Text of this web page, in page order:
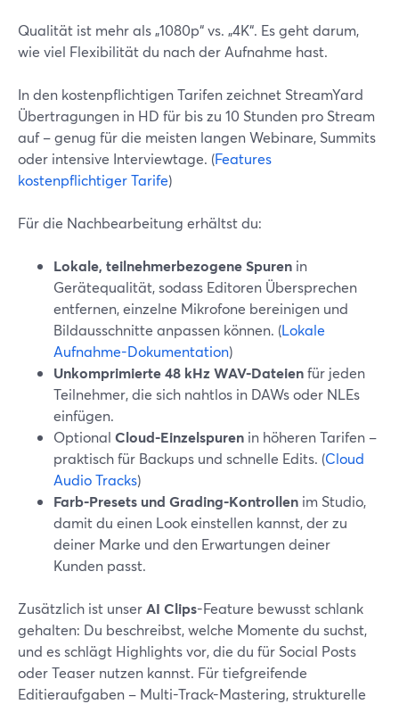
Qualität ist mehr als „1080p“ vs. „4K“. Es geht darum,
wie viel Flexibilität du nach der Aufnahme hast.
In den kostenpflichtigen Tarifen zeichnet StreamYard
Übertragungen in HD für bis zu 10 Stunden pro Stream
auf – genug für die meisten langen Webinare, Summits
oder intensive Interviewtage. (Features
kostenpflichtiger Tarife)
Für die Nachbearbeitung erhältst du:
Lokale, teilnehmerbezogene Spuren in
Gerätequalität, sodass Editoren Übersprechen
entfernen, einzelne Mikrofone bereinigen und
Bildausschnitte anpassen können. (Lokale
Aufnahme-Dokumentation)
Unkomprimierte 48 kHz WAV-Dateienfür jeden
Teilnehmer, die sich nahtlos in DAWs oder NLEs
einfügen.
Optional Cloud-Einzelspuren in höheren Tarifen –
praktisch für Backups und schnelle Edits. (Cloud
Audio Tracks)
Farb-Presets und Grading-Kontrollen im Studio,
damit du einen Look einstellen kannst, der zu
deiner Marke und den Erwartungen deiner
Kunden passt.
Zusätzlich ist unserAI Clips-Feature bewusst schlank
gehalten: Du beschreibst, welche Momente du suchst,
und es schlägt Highlights vor, die du für Social Posts
oder Teaser nutzen kannst. Für tiefgreifende
Editieraufgaben – Multi-Track-Mastering, strukturelle